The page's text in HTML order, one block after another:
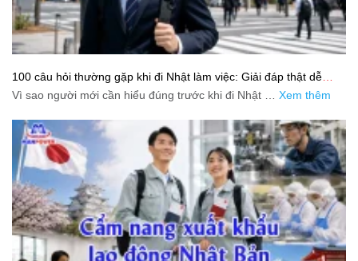
100 câu hỏi thường gặp khi đi Nhật làm việc: Giải đáp thật dễ
hiểu cho người mới bắt đầu
Vì sao người mới cần hiểu đúng trước khi đi Nhật … Xem thêm